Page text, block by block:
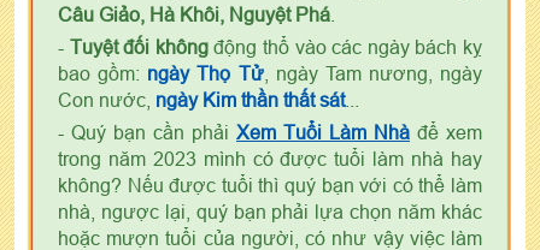
Câu Giảo, Hà Khôi, Nguyệt Phá
- Tuyệt đối khôngđộng thổ vào các ngày bách kỵ
bao gồm: ngày Thọ Tử, ngày Tam nương, ngày
Con nước, ngày Kim thần thất sát...
- Quý bạn cần phải Xem Tuổi Làm Nhà để xem
trong năm 2023 mình có được tuổi làm nhà hay
không? Nếu được tuổi thì quý bạn với có thể làm
nhà, ngược lại, quý bạn phải lựa chọn năm khác
hoặc mượn tuổi của người, có như vậy việc làm